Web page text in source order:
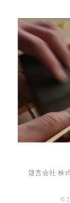
運営会社 株
©